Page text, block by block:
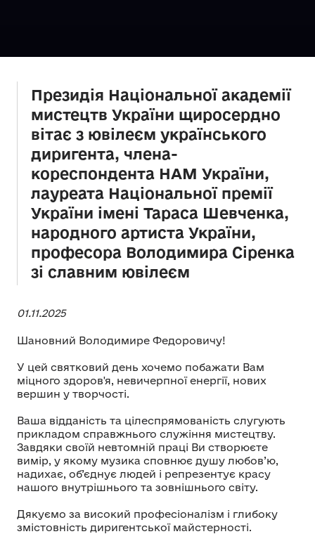
Президія Національної академії
мистецтв України щиросердно
вітає з ювілеєм українського
диригента, члена-
кореспондента НАМ України,
лауреата Національної премії
України імені Тараса Шевченка,
народного артиста України,
професора Володимира Сіренка
зі славним ювілеєм
01.11.2025
Шановний Володимире Федоровичу!
У цей святковий день хочемо побажати Вам
міцного здоров'я, невичерпної енергії, нових
вершин у творчості.
Ваша відданість та цілеспрямованість слугують
прикладом справжнього служіння мистецтву.
Завдяки своїй невтомній праці Ви створюєте
вимір, у якому музика сповнює душу любов’ю,
надихає, об’єднує людей і репрезентує красу
нашого внутрішнього та зовнішнього світу.
Дякуємо за високий професіоналізм і глибоку
змістовність диригентської майстерності.